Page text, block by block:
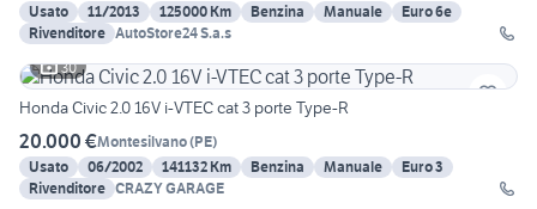
Usato
11/2013 125000 Km Benzina Manuale
Euro 6e
Rivenditore AutoStore24 S.a.s
30
Honda Civic 2.0 16V i-VTEC cat 3 porte Type-R
20.000 €Montesilvano(PE)
Usato
06/2002 141132 Km Benzina Manuale
Euro 3
Rivenditore CRAZY GARAGE